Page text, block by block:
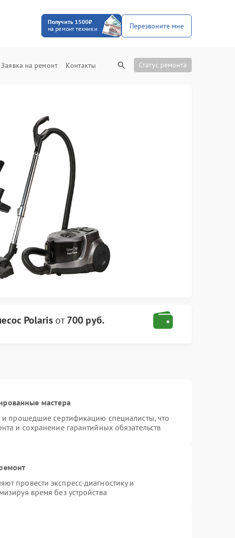
Получить 1500₽
на ремонт техники
Перезвоните мне
Заявка на ремонт Контакты Статус ремонта
Polarisот700 руб.
мастера
прошедшие сертификацию специалисты, что
и сохранение гарантийных обязательств
провести экспресс-диагностику и
время без устройства